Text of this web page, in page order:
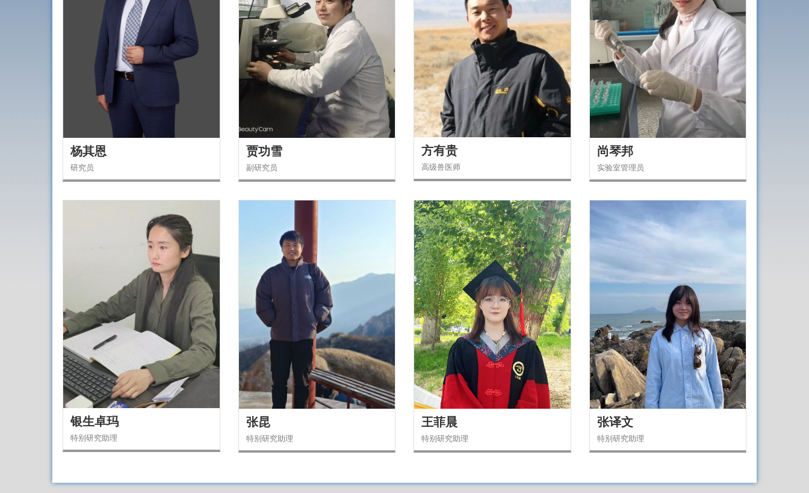
杨其恩
研究员
贾功雪
副研究员
方有贵
高级兽医师
尚琴邦
实验室管理员
银生卓玛
特别研究助理
张昆
特别研究助理
王菲晨
特别研究助理
张译文
特别研究助理